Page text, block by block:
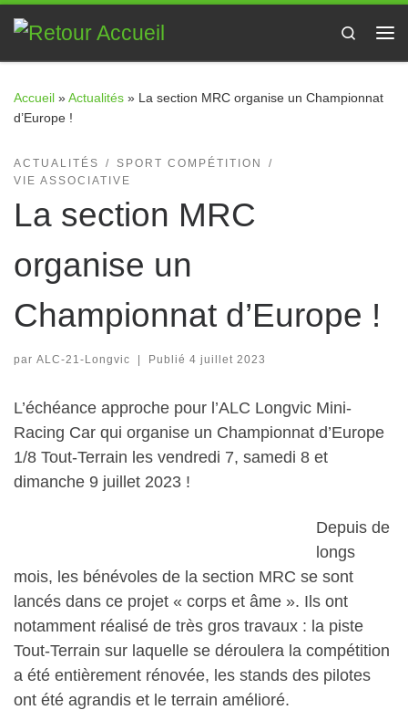
Passer au contenu
Search
Accueil »Actualités » La section MRC organise un Championnat
d’Europe !
ACTUALITÉS
SPORT COMPÉTITION
VIE ASSOCIATIVE
La section MRC
organise un
Championnat d’Europe !
par ALC-21-Longvic Publié 4 juillet 2023
L’échéance approche pour l’ALC Longvic Mini-
Racing Car qui organise un Championnat d’Europe
1/8 Tout-Terrain les vendredi 7, samedi 8 et
dimanche 9 juillet 2023 !
Depuis de
longs
mois, les bénévoles de la section MRC se sont
lancés dans ce projet « corps et âme ». Ils ont
notamment réalisé de très gros travaux : la piste
Tout-Terrain sur laquelle se déroulera la compétition
a été entièrement rénovée, les stands des pilotes
ont été agrandis et le terrain amélioré.